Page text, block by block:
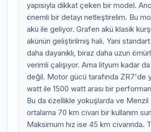
yapısıyla dikkat çeken bir model.
önemli bir detayı netleştirelim. Bu
akü ile geliyor. Grafen akü klasik
akünün geliştirilmiş hali. Yani
daha dayanıklı, biraz daha uzun
verimli çalışıyor. Ama lityum kadar
değil. Motor gücü tarafında ZR7'de
watt ile 1500 watt arası bir
Bu da özellikle yokuşlarda ve Menzil
ortalama 70 km civarı bir kullanım
Maksimum hız ise 45 km civarında.